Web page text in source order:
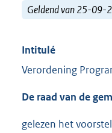
Geldend van 25-09-
Intitulé
Verordening
De raad van de
gelezen het